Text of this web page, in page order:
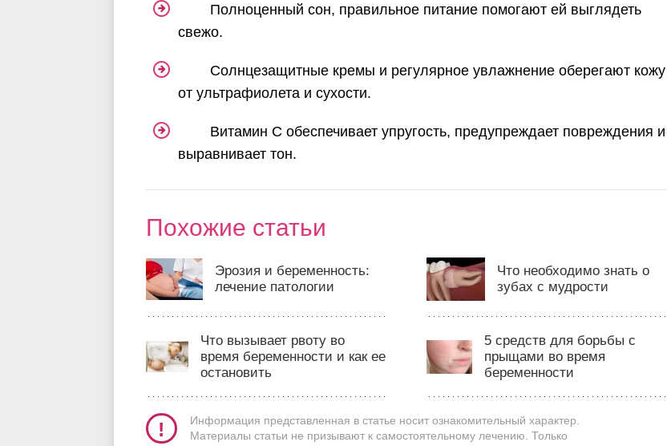
Полноценный сон, правильное питание помогают ей выглядеть
свежо.
Солнцезащитные кремы и регулярное увлажнение оберегают кожу
от ультрафиолета и сухости.
Витамин С обеспечивает упругость, предупреждает повреждения и
выравнивает тон.
Похожие статьи
Эрозия и беременность:
лечение патологии
Что необходимо знать о
зубах с мудрости
Что вызывает рвоту во
время беременности и как ее
остановить
5 средств для борьбы с
прыщами во время
беременности
Информация представленная в статье носит ознакомительный характер.
Материалы статьи не призывают к самостоятельному лечению. Только